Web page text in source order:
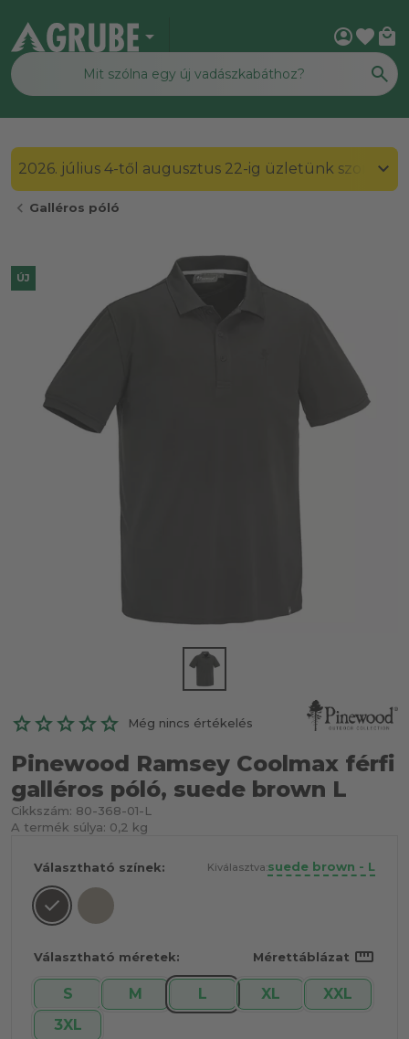
arrow_drop_down account_circlefavorite local_mall
2026. július 4-től augusztus 22-ig üzletünk
chevron_left Galléros póló
ÚJ
Még nincs értékelés
Pinewood Ramsey Coolmax férfi
galléros póló, suede brown L
Cikkszám: 80-368-01-L
A termék súlya: 0,2 kg
Választható színek: Kiválasztva:suede brown - L
Választható méretek: Mérettáblázat straighten
S M L XL
XXL
3XL